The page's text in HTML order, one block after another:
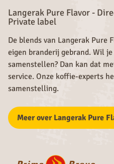
Langerak Pure Flavor -
Private label
De blends van Langerak Pure
eigen branderij gebrand. Wil
samenstellen? Dan kan dat
service. Onze koffie-experts
samenstelling.
Meer over Langerak Pure